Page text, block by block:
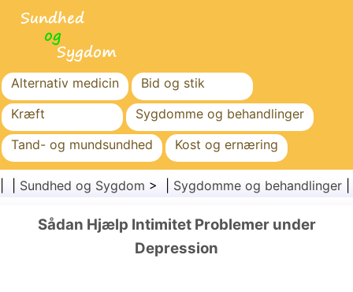
Alternativ medicin
Bid og stik
Kræft
Sygdomme og behandlinger
Tand- og mundsundhed
Kost og ernæring
Familiesundhed
Sundhedssektoren
Kirurgi og procedurer
Sundhed og Sygdom > | Sygdomme og behandlinger
Sådan Hjælp Intimitet Problemer under
Depression